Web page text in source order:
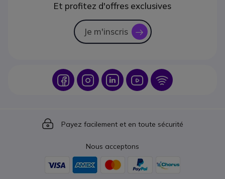
Et profitez d'offres exclusives
Je m'inscris icon
Icon IconIcon Icon Icon
Icon
Payez facilement et en toute sécurité
Nous acceptons